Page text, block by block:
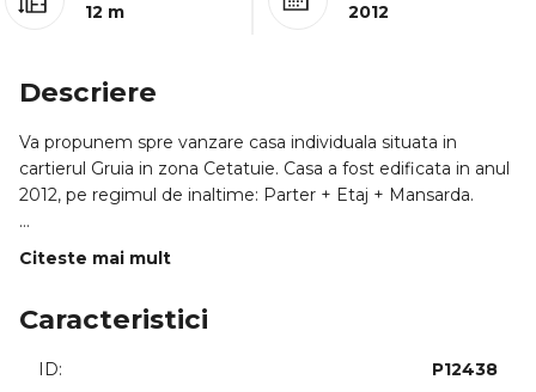
12 m 2012
Descriere
Va propunem spre vanzare casa individuala situata in
cartierul Gruia in zona Cetatuie. Casa a fost edificata in anul
2012, pe regimul de inaltime: Parter + Etaj + Mansarda.
Terenul total de care dispune proprietatea este in suprafata
si o casa in calcan de 74mp, folosita in acest moment ca
Citeste mai mult
Caracteristici
ID: P12438